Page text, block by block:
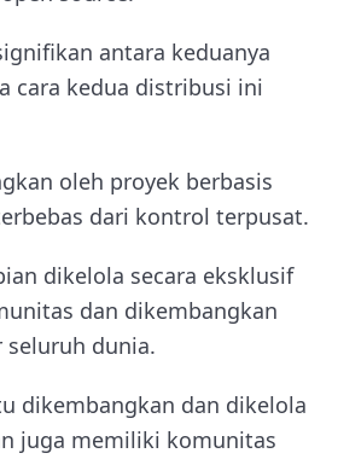
antara keduanya
cara kedua distribusi ini
oleh proyek berbasis
dari kontrol terpusat.
dikelola secara eksklusif
dan dikembangkan
dunia.
dikembangkan dan dikelola
juga memiliki komunitas